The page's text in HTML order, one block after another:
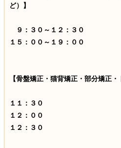
ど）】
９：３０～１２：３０
１５：００～１９：００
【骨盤矯正・猫背矯正・部分矯正
１１：３０
１２：００
１２：３０